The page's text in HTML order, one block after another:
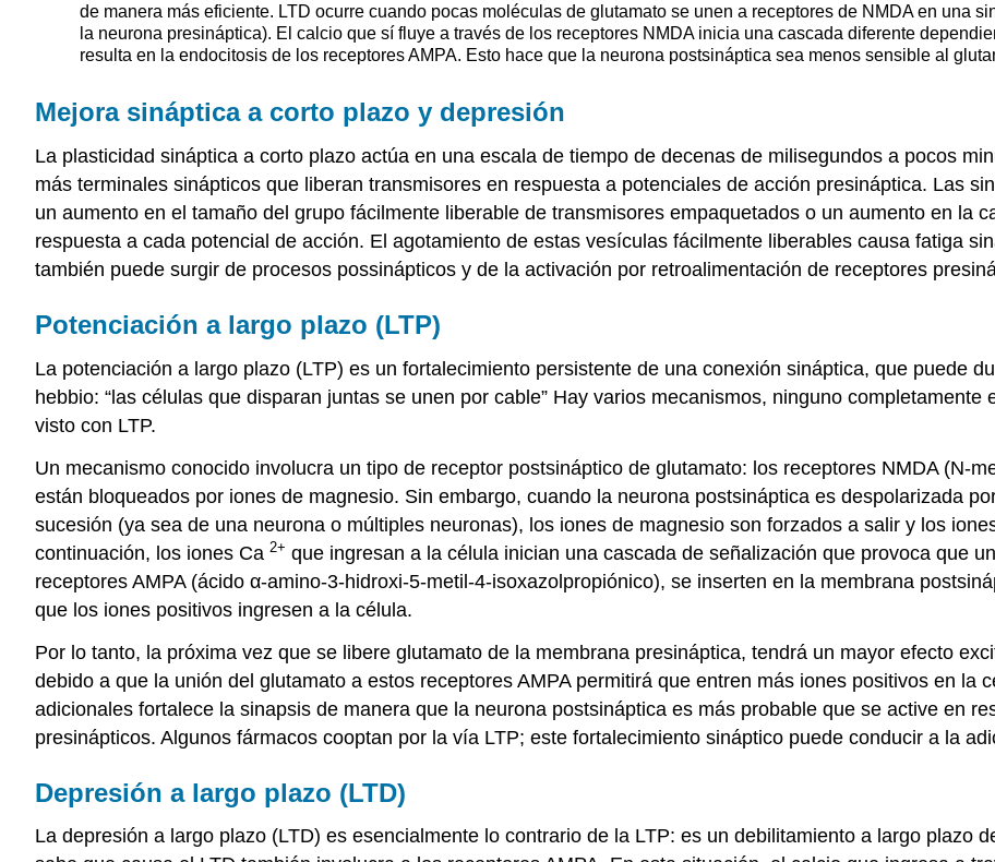
de manera más eficiente. LTD ocurre cuando pocas moléculas de glutamato se unen a receptores de NMDA en una
la neurona presináptica). El calcio que sí fluye a través de los receptores NMDA inicia una cascada diferente
resulta en la endocitosis de los receptores AMPA. Esto hace que la neurona postsináptica sea menos sensible al
Mejora sináptica a corto plazo y depresión
La plasticidad sináptica a corto plazo actúa en una escala de tiempo de decenas de milisegundos a pocos
más terminales sinápticos que liberan transmisores en respuesta a potenciales de acción presináptica. Las
un aumento en el tamaño del grupo fácilmente liberable de transmisores empaquetados o un aumento en la
respuesta a cada potencial de acción. El agotamiento de estas vesículas fácilmente liberables causa fatiga
también puede surgir de procesos possinápticos y de la activación por retroalimentación de receptores
Potenciación a largo plazo (LTP)
La potenciación a largo plazo (LTP) es un fortalecimiento persistente de una conexión sináptica, que puede
hebbio: “las células que disparan juntas se unen por cable” Hay varios mecanismos, ninguno
visto con LTP.
Un mecanismo conocido involucra un tipo de receptor postsináptico de glutamato: los receptores NMDA (N-
están bloqueados por iones de magnesio. Sin embargo, cuando la neurona postsináptica es despolarizada
sucesión (ya sea de una neurona o múltiples neuronas), los iones de magnesio son forzados a salir y los
continuación, los iones Ca 2+ que ingresan a la célula inician una cascada de señalización que provoca que
receptores AMPA (ácido α-amino-3-hidroxi-5-metil-4-isoxazolpropiónico), se inserten en la membrana
que los iones positivos ingresen a la célula.
Por lo tanto, la próxima vez que se libere glutamato de la membrana presináptica, tendrá un mayor efecto
debido a que la unión del glutamato a estos receptores AMPA permitirá que entren más iones positivos en la
adicionales fortalece la sinapsis de manera que la neurona postsináptica es más probable que se active en
presinápticos. Algunos fármacos cooptan por la vía LTP; este fortalecimiento sináptico puede conducir a la
Depresión a largo plazo (LTD)
La depresión a largo plazo (LTD) es esencialmente lo contrario de la LTP: es un debilitamiento a largo plazo